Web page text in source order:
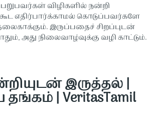
விழிகளில் நன்றி
எதிர்பார்க்காமல் கொடுப்பவர்களே
இருப்பதைச் சிறப்புடன்
அது நிலைவாழ்வுக்கு வழி காட்டும்.
இருத்தல் |
தங்கம் | VeritasTamil